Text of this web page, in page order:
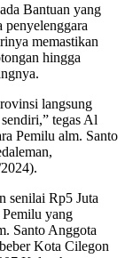
Bantuan yang
memastikan
hingga
langsung
tegas Al
Pemilu alm. Santo
senilai Rp5 Juta
Pemilu yang
Santo Anggota
Kota Cilegon